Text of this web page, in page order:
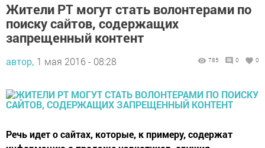
Жители РТ могут стать волонтерами по
поиску сайтов, содержащих
запрещенный контент
автор, 1 мая 2016 - 08:28 785 0 0
Речь идет о сайтах, которые, к примеру, содержат